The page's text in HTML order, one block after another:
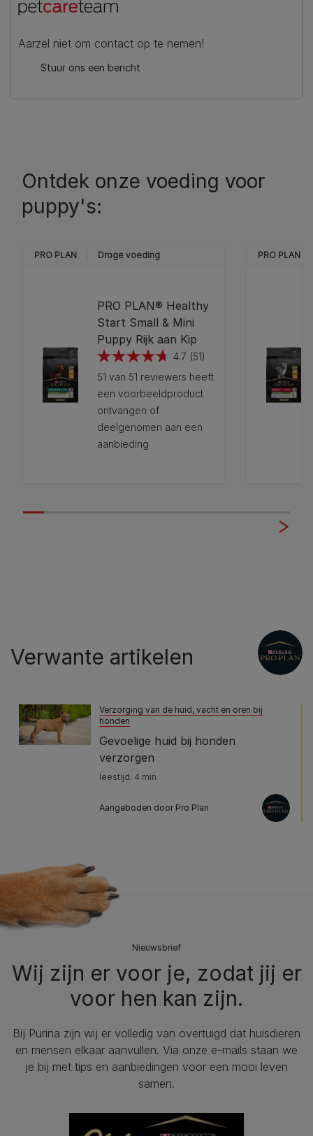
Aarzel niet om contact op te nemen!
Stuur ons een bericht
Ontdek onze voeding voor
puppy's:
PRO PLAN Droge voeding
PRO PLAN® Healthy
Start Small & Mini
Puppy Rijk aan Kip
4.7 (51)
4.7
van
de
5
sterren.
51
51 van 51 reviewers heeft
een voorbeeldproduct
ontvangen of
deelgenomen aan een
aanbieding
PRO PLAN
Verwante artikelen
Verzorging van de huid, vacht en oren bij
honden
Gevoelige huid bij honden
verzorgen
leestijd: 4 min
Aangeboden door Pro Plan
Nieuwsbrief
Wij zijn er voor je, zodat jij er
voor hen kan zijn.
Bij Purina zijn wij er volledig van overtuigd dat huisdieren
en mensen elkaar aanvullen. Via onze e-mails staan we
je bij met tips en aanbiedingen voor een mooi leven
samen.